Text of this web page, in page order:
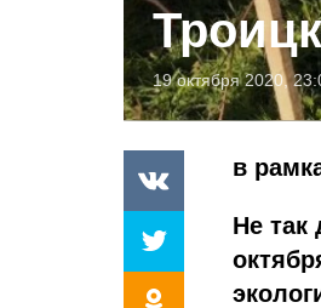
19 октября 2020,
в
Не так